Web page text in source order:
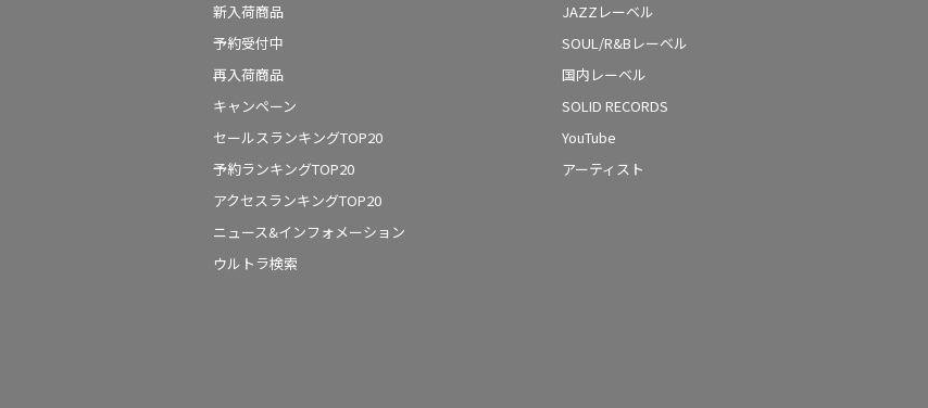
新入荷商品
予約受付中
再入荷商品
キャンペーン
セールスランキングTOP20
予約ランキングTOP20
アクセスランキングTOP20
ニュース&インフォメーション
ウルトラ検索
JAZZレーベル
SOUL/R&Bレーベル
国内レーベル
SOLID RECORDS
YouTube
アーティスト